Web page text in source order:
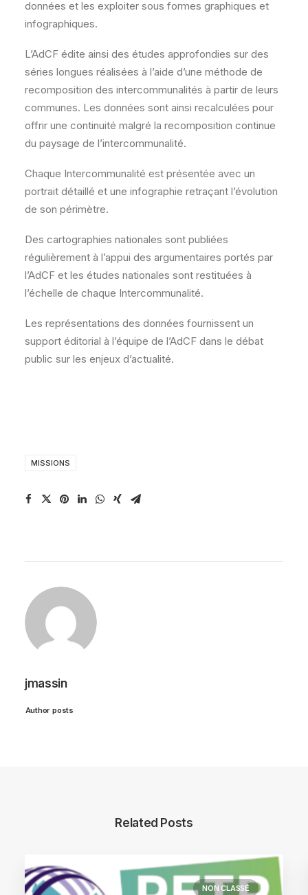
données et les exploiter sous formes graphiques et
infographiques.
L’AdCF édite ainsi des études approfondies sur des
séries longues réalisées à l’aide d’une méthode de
recomposition des intercommunalités à partir de leurs
communes. Les données sont ainsi recalculées pour
offrir une continuité malgré la recomposition continue
du paysage de l’intercommunalité.
Chaque Intercommunalité est présentée avec un
portrait détaillé et une infographie retraçant l’évolution
de son périmètre.
Des cartographies nationales sont publiées
régulièrement à l’appui des argumentaires portés par
l’AdCF et les études nationales sont restituées à
l’échelle de chaque Intercommunalité.
Les représentations des données fournissent un
support éditorial à l’équipe de l’AdCF dans le débat
public sur les enjeux d’actualité.
MISSIONS
jmassin
Author posts
Related Posts
NON CLASSÉ